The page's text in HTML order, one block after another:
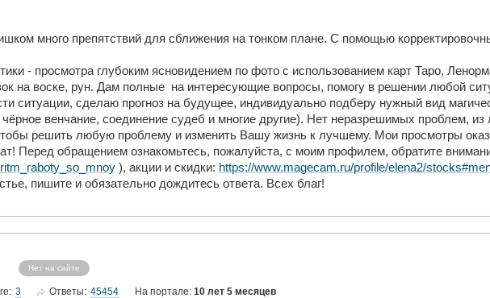
много препятствий для сближения на тонком плане. С помощью
- просмотра глубоким ясновидением по фото с использованием карт Таро,
на воске, рун. Дам полные на интересующие вопросы, помогу в решении любой
ситуации, сделаю прогноз на будущее, индивидуально подберу нужный вид
венчание, соединение судеб и многие другие). Нет неразрешимых проблем, из
решить любую проблему и изменить Вашу жизнь к лучшему. Мои просмотры
Перед обращением ознакомьтесь, пожалуйста, с моим профилем, обратите
), акции и скидки: https://www.magecam.ru/profile/elena2/
пишите и обязательно дождитесь ответа. Всех благ!
Нет на сайте
3 Ответы: 45454 На портале: 10 лет 5 месяцев